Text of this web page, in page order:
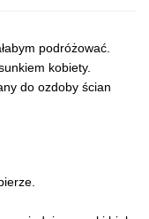
podróżować.
kobiety.
do ozdoby ścian